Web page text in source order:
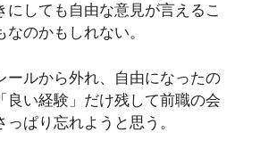
にしても自由な意見が言えるこ
のかもしれない。
ールから外れ、自由になったの
良い経験」だけ残して前職の会
ぱり忘れようと思う。